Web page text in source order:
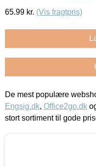
65.99 kr. (Vis fragtpris)
De mest populære
Engsig.dk, Office2go.dk
stort sortiment til gode